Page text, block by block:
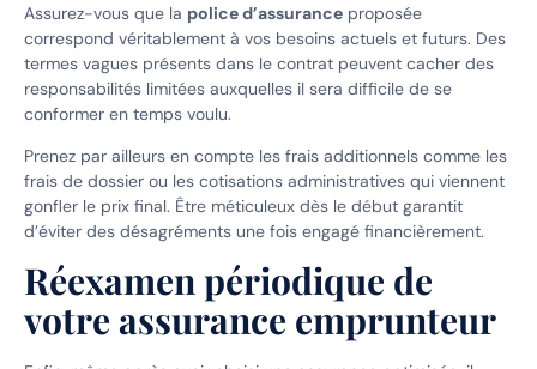
Assurez-vous que la police d’assurance proposée
correspond véritablement à vos besoins actuels et futurs. Des
termes vagues présents dans le contrat peuvent cacher des
responsabilités limitées auxquelles il sera difficile de se
conformer en temps voulu.
Prenez par ailleurs en compte les frais additionnels comme les
frais de dossier ou les cotisations administratives qui viennent
gonfler le prix final. Être méticuleux dès le début garantit
d’éviter des désagréments une fois engagé financièrement.
Réexamen périodique de
votre assurance emprunteur